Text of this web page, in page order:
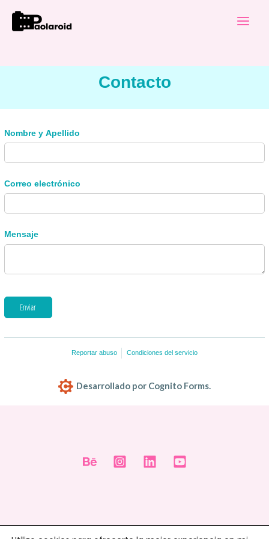
Contacto
Nombre y Apellido
Correo electrónico
Mensaje
Enviar
Reportar abuso Condiciones del servicio
Desarrollado por Cognito Forms.